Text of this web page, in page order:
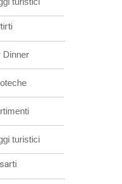
Dinner
turistici